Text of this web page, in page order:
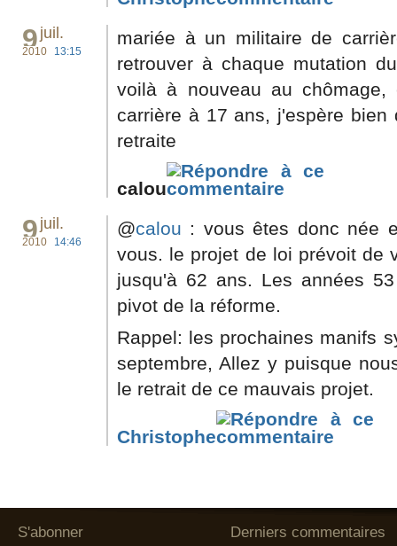
9juil.
2010 13:15
mariée à un militaire de
retrouver à chaque mutation
voilà à nouveau au chômage,
carrière à 17 ans, j'espère
retraite
calou
9juil.
2010 14:46
@calou : vous êtes donc née
vous. le projet de loi prévoit de
jusqu'à 62 ans. Les années
pivot de la réforme.
Rappel: les prochaines manifs
septembre, Allez y puisque
le retrait de ce mauvais projet.
Christophe
S'abonner Derniers commentaires